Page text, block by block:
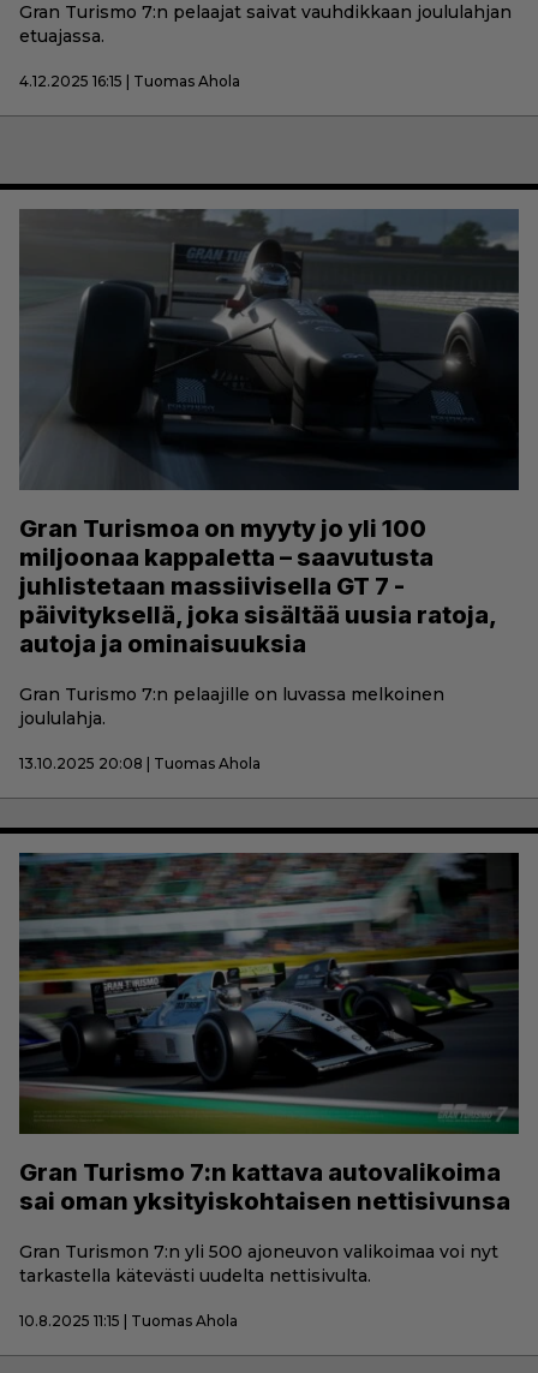
Gran Turismo 7:n pelaajat saivat vauhdikkaan joululahjan
etuajassa.
4.12.2025 16:15 | Tuomas Ahola
Gran Turismoa on myyty jo yli 100
miljoonaa kappaletta – saavutusta
juhlistetaan massiivisella GT 7 -
päivityksellä, joka sisältää uusia ratoja,
autoja ja ominaisuuksia
Gran Turismo 7:n pelaajille on luvassa melkoinen
joululahja.
13.10.2025 20:08 | Tuomas Ahola
Gran Turismo 7:n kattava autovalikoima
sai oman yksityiskohtaisen nettisivunsa
Gran Turismon 7:n yli 500 ajoneuvon valikoimaa voi nyt
tarkastella kätevästi uudelta nettisivulta.
10.8.2025 11:15 | Tuomas Ahola